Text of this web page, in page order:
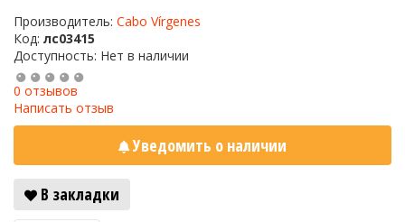
Производитель: Cabo Vírgenes
Код: лс03415
Доступность: Нет в наличии
0 отзывов
Написать отзыв
Уведомить о наличии
В закладки